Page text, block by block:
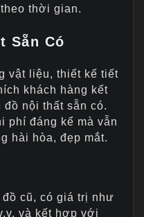
thời gian.
Sẵn Có
vật liệu, thiết kế tiết
khách hàng kết
nội thất sẵn có.
phí đáng kể mà vẫn
hài hòa, đẹp mắt.
cũ, có giá trị như
và kết hợp với